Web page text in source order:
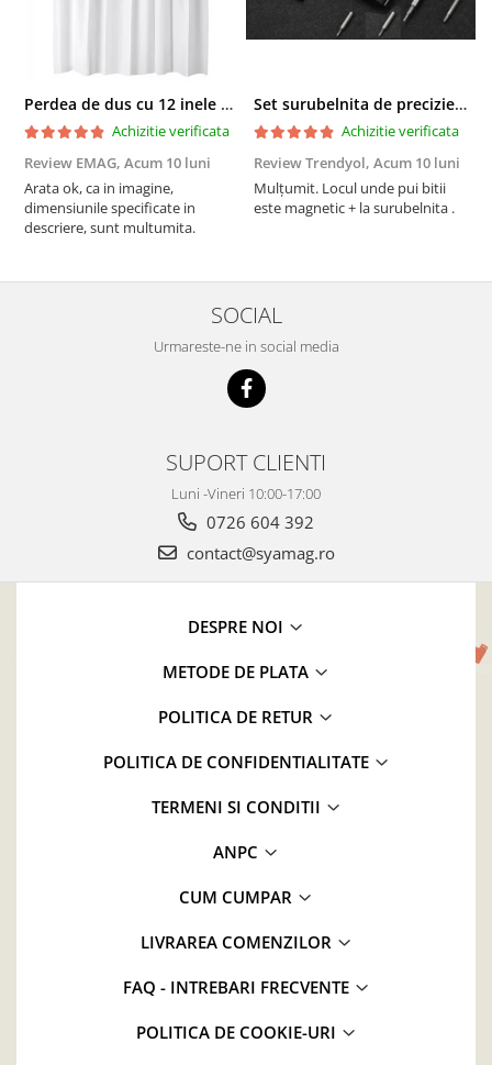
Perdea de dus cu 12 inele plastic incluse, 200x180 cm, alba
Achizitie verificata
Review EMAG, Acum 10 luni
Arata ok, ca in imagine,
dimensiunile specificate in
descriere, sunt multumita.
Set surubelnita de precizie cu 24 de capete, cutie glisanta
Achizitie verificata
Review Trendyol, Acum 10 luni
Mulțumit. Locul unde pui bitii
este magnetic + la surubelnita .
SOCIAL
Urmareste-ne in social media
SUPORT CLIENTI
Luni -Vineri 10:00-17:00
0726 604 392
contact@syamag.ro
DESPRE NOI
METODE DE PLATA
POLITICA DE RETUR
POLITICA DE CONFIDENTIALITATE
TERMENI SI CONDITII
ANPC
CUM CUMPAR
LIVRAREA COMENZILOR
FAQ - INTREBARI FRECVENTE
POLITICA DE COOKIE-URI